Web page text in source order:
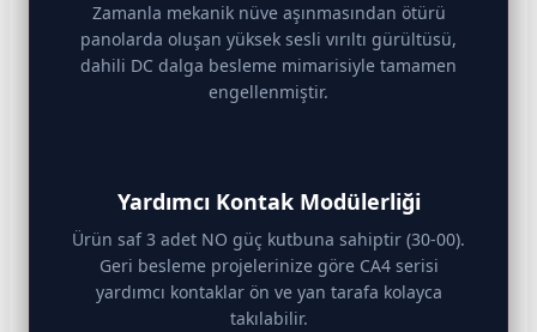
Zamanla mekanik nüve aşınmasından ötürü
panolarda oluşan yüksek sesli vırıltı gürültüsü,
dahili DC dalga besleme mimarisiyle tamamen
engellenmiştir.
Yardımcı Kontak Modülerliği
Ürün saf 3 adet NO güç kutbuna sahiptir (30-00).
Geri besleme projelerinize göre CA4 serisi
yardımcı kontaklar ön ve yan tarafa kolayca
takılabilir.